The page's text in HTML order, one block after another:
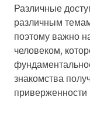
Различные
различным
поэтому важно
человеком,
знакомства
приверженности